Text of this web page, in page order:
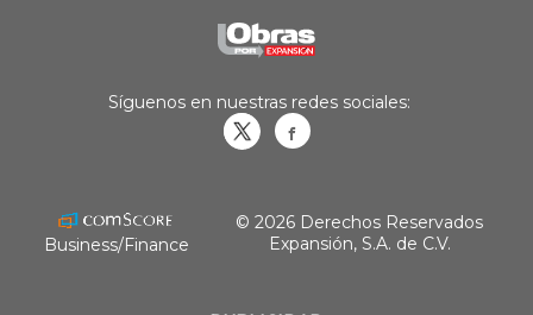
Síguenos en nuestras redes sociales:
Business/Finance
© 2026 Derechos Reservados
Expansión, S.A. de C.V.